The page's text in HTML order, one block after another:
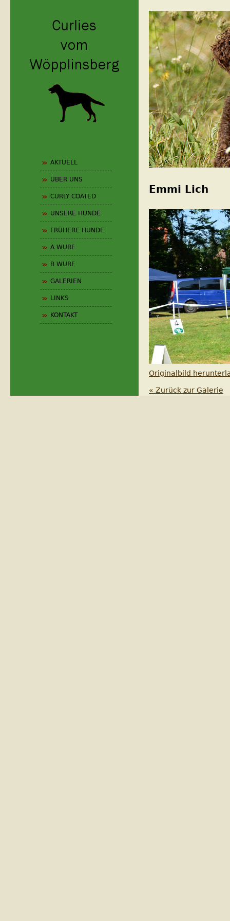
Emmi Lich
Originalbild
« Zurück zur Galerie
AKTUELL
ÜBER UNS
CURLY COATED
UNSERE HUNDE
FRÜHERE HUNDE
A WURF
B WURF
GALERIEN
LINKS
KONTAKT